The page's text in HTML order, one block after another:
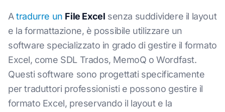
Atradurre un File Excel senza suddividere il layout
e la formattazione, è possibile utilizzare un
software specializzato in grado di gestire il formato
Excel, come SDL Trados, MemoQ o Wordfast.
Questi software sono progettati specificamente
per traduttori professionisti e possono gestire il
formato Excel, preservando il layout e la